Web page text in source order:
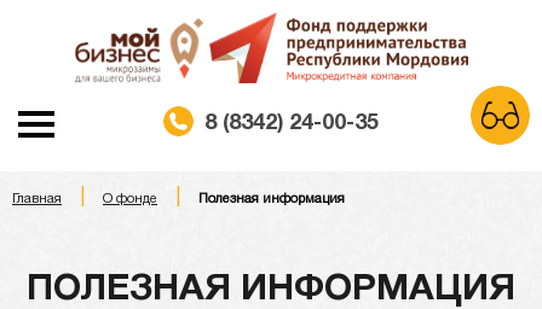
8 (8342) 24-00-35
A A
Цветовая схема: Белая схема Черная схема
Главная О фонде Полезная информация
ПОЛЕЗНАЯ ИНФОРМАЦИЯ